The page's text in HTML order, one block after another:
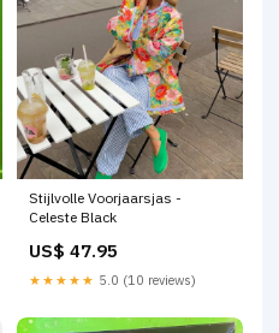
Stijlvolle Voorjaarsjas -
Celeste Black
US$ 47.95
★★★★★ 5.0 (10 reviews)